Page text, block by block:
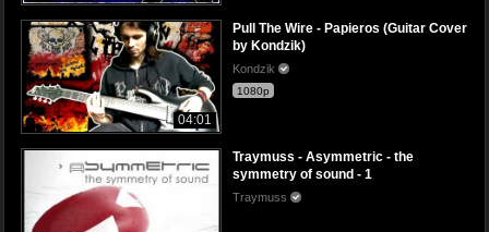
04:01
Pull The Wire - Papieros (Guitar Cover
by Kondzik)
Kondzik
1080p
Traymuss - Asymmetric - the
symmetry of sound - 1
Traymuss